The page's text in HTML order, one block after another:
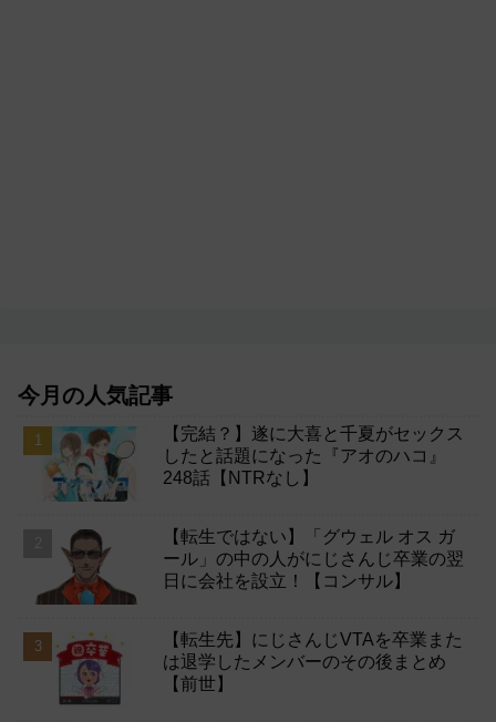
今月の人気記事
【完結？】遂に大喜と千夏がセックス
したと話題になった『アオのハコ』
248話【NTRなし】
【転生ではない】「グウェル オス ガ
ール」の中の人がにじさんじ卒業の翌
日に会社を設立！【コンサル】
【転生先】にじさんじVTAを卒業また
は退学したメンバーのその後まとめ
【前世】